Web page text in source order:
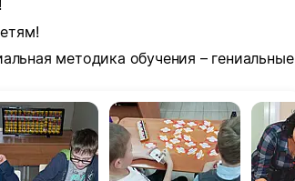
методика обучения – гениальные